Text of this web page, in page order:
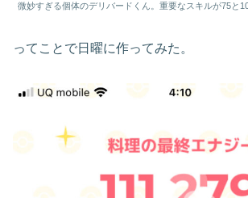
微妙すぎる個体のデリバードくん。重要なスキルが75と
ってことで日曜に作ってみた。